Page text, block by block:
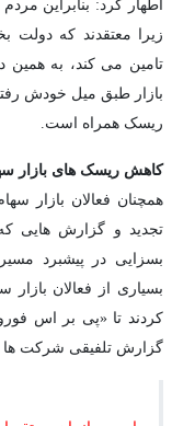
زیرا معتقدند که دولت
تامین می کند، به
بازار طبق میل خودش
ریسک همراه است.
کاهش ریسک های بازار
همچنان فعالان بازار
تجدید و گزارش هایی
بسزایی در پیشبرد مسیر
بسیاری از فعالان
کردند تا «پی بر اس
گزارش تلفیقی شرکت ها